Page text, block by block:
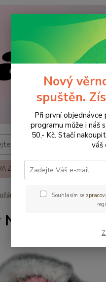
ZBOŽÍ REKLAMACE A
autosedačky - příslušenství
Nellys Fusak
Nový
spuštěn.
Při první
programu může i náš
50,- Kč. Stačí
váš
Souhlasím se